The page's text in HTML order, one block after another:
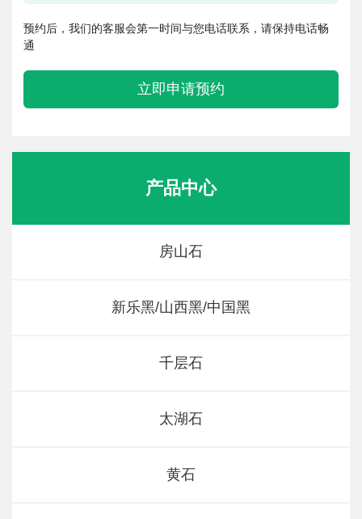
预约后，我们的客服会第一时间与您电话联系，请保持电话畅
通
立即申请预约
产品中心
房山石
新乐黑/山西黑/中国黑
千层石
太湖石
黄石